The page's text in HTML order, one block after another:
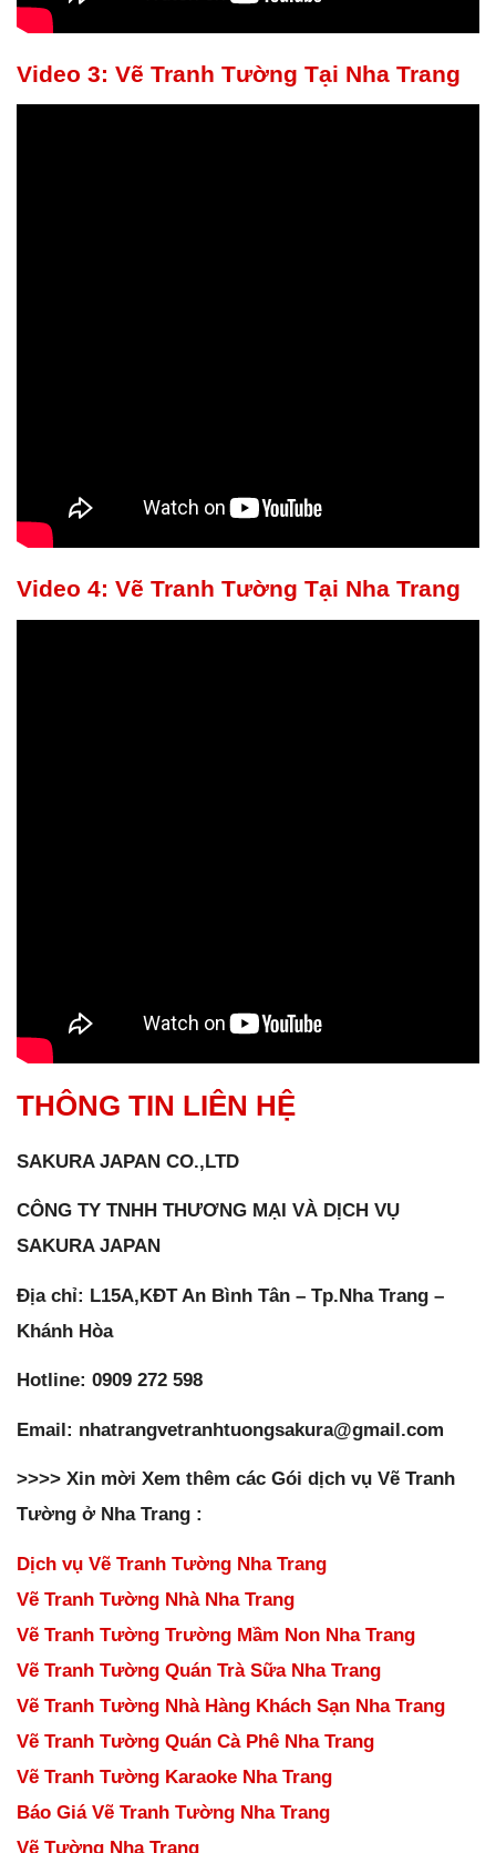
Video 3: Vẽ Tranh Tường Tại Nha Trang
Video 4: Vẽ Tranh Tường Tại Nha Trang
THÔNG TIN LIÊN HỆ
SAKURA JAPAN CO.,LTD
CÔNG TY TNHH THƯƠNG MẠI VÀ DỊCH VỤ
SAKURA JAPAN
Địa chỉ: L15A,KĐT An Bình Tân – Tp.Nha Trang –
Khánh Hòa
Hotline: 0909 272 598
Email: nhatrangvetranhtuongsakura@gmail.com
>>>> Xin mời Xem thêm các Gói dịch vụ Vẽ Tranh
Tường ở Nha Trang :
Dịch vụ Vẽ Tranh Tường Nha Trang
Vẽ Tranh Tường Nhà Nha Trang
Vẽ Tranh Tường Trường Mầm Non Nha Trang
Vẽ Tranh Tường Quán Trà Sữa Nha Trang
Vẽ Tranh Tường Nhà Hàng Khách Sạn Nha Trang
Vẽ Tranh Tường Quán Cà Phê Nha Trang
Vẽ Tranh Tường Karaoke Nha Trang
Báo Giá Vẽ Tranh Tường Nha Trang
Vẽ Tường Nha Trang